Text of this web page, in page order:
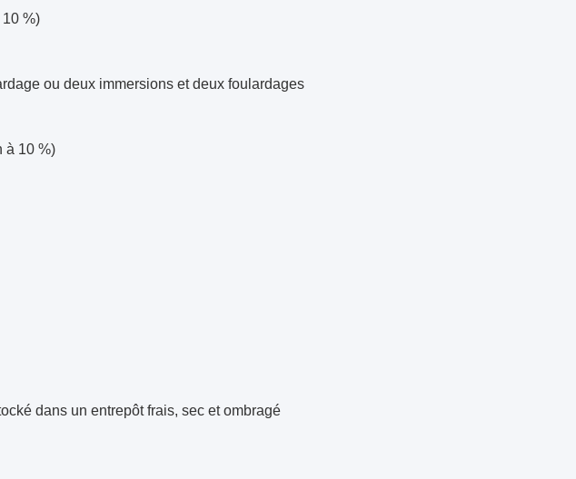
%)
ou deux immersions et deux foulardages
à 10 %)
dans un entrepôt frais, sec et ombragé